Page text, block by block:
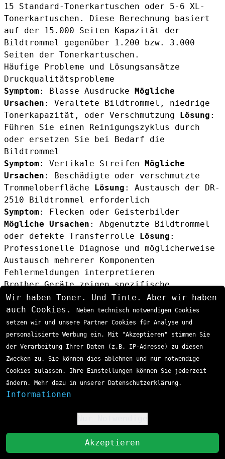
15 Standard-Tonerkartuschen oder 5-6 XL-
Tonerkartuschen. Diese Berechnung basiert
auf der 15.000 Seiten Kapazität der
Bildtrommel gegenüber 1.200 bzw. 3.000
Seiten der Tonerkartuschen.
Häufige Probleme und Lösungsansätze
Druckqualitätsprobleme
Symptom : Blasse Ausdrucke
Mögliche
Ursachen : Veraltete Bildtrommel, niedrige
Tonerkapazität, oder Verschmutzung
Lösung :
Führen Sie einen Reinigungszyklus durch
oder ersetzen Sie bei Bedarf die
Bildtrommel
Symptom : Vertikale Streifen
Mögliche
Ursachen : Beschädigte oder verschmutzte
Trommeloberfläche
Lösung : Austausch der DR-
2510 Bildtrommel erforderlich
Symptom : Flecken oder Geisterbilder
Mögliche Ursachen : Abgenutzte Bildtrommel
oder defekte Transferrolle
Lösung :
Professionelle Diagnose und möglicherweise
Austausch mehrerer Komponenten
Fehlermeldungen interpretieren
Brother Geräte zeigen spezifische
Fehlercodes für Drum Kit Probleme:
"Trommel ersetzen" : Sofortiger Austausch
erforderlich
"Trommel bald ersetzen" : Bereiten Sie einen
Austausch vor
"Trommel fehlt": Überprüfen Sie die
korrekte Installation
Umweltaspekte und Nachhaltigkeit
Recycling und Entsorgung
professionell recycelt, wobei Metalle und
Kunststoffe wiederverwendet werden.
Wir haben Toner. Und Tinte. Aber wir haben
auch Cookies.
Neben technisch notwendigen Cookies
setzen wir und unsere Partner Cookies für Analyse und
personalisierte Werbung ein. Mit "Akzeptieren" stimmen Sie
der Verarbeitung Ihrer Daten (z.B. IP-Adresse) zu diesen
Zwecken zu. Sie können dies ablehnen und nur notwendige
Cookies zulassen. Ihre Einstellungen können Sie jederzeit
ändern. Mehr dazu in unserer Datenschutzerklärung.
Informationen
Akzeptieren